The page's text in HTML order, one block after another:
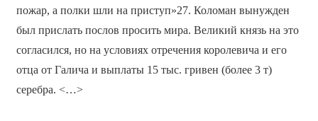
пожар, а полки шли на приступ»27. Коломан вынужден
был прислать послов просить мира. Великий князь на это
согласился, но на условиях отречения королевича и его
отца от Галича и выплаты 15 тыс. гривен (более 3 т)
серебра. <…>